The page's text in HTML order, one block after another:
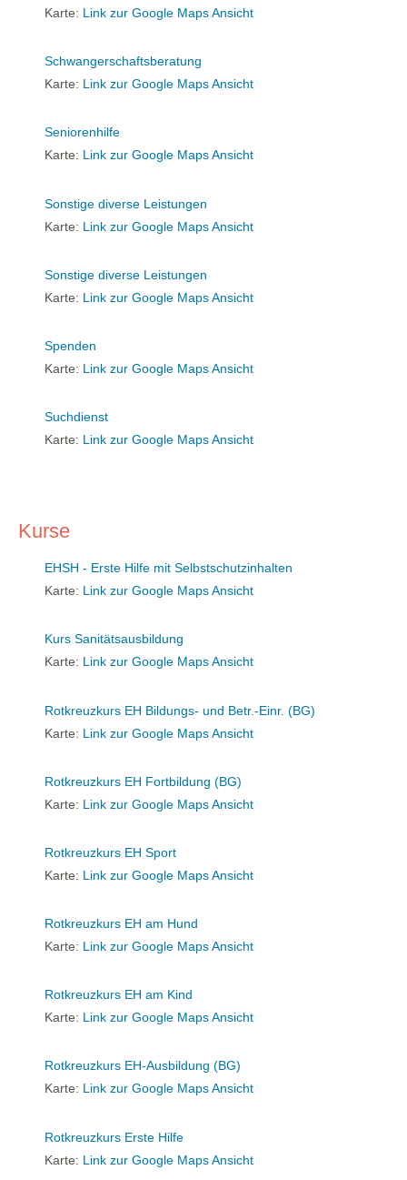
Karte: Link zur Google Maps Ansicht
Schwangerschaftsberatung
Karte: Link zur Google Maps Ansicht
Seniorenhilfe
Karte: Link zur Google Maps Ansicht
Sonstige diverse Leistungen
Karte: Link zur Google Maps Ansicht
Sonstige diverse Leistungen
Karte: Link zur Google Maps Ansicht
Spenden
Karte: Link zur Google Maps Ansicht
Suchdienst
Karte: Link zur Google Maps Ansicht
Kurse
EHSH - Erste Hilfe mit Selbstschutzinhalten
Karte: Link zur Google Maps Ansicht
Kurs Sanitätsausbildung
Karte: Link zur Google Maps Ansicht
Rotkreuzkurs EH Bildungs- und Betr.-Einr. (BG)
Karte: Link zur Google Maps Ansicht
Rotkreuzkurs EH Fortbildung (BG)
Karte: Link zur Google Maps Ansicht
Rotkreuzkurs EH Sport
Karte: Link zur Google Maps Ansicht
Rotkreuzkurs EH am Hund
Karte: Link zur Google Maps Ansicht
Rotkreuzkurs EH am Kind
Karte: Link zur Google Maps Ansicht
Rotkreuzkurs EH-Ausbildung (BG)
Karte: Link zur Google Maps Ansicht
Rotkreuzkurs Erste Hilfe
Karte: Link zur Google Maps Ansicht